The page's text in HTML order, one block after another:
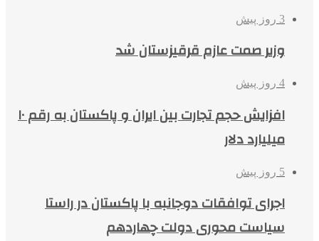
3 روز پیش
وزیر صمت عازم قرقیزستان شد
4 روز پیش
افزایش حجم تجارت بین ایران و پاکستان به رقم ۱۰
میلیارد دلار
5 روز پیش
اجرای توافقات دوجانبه با پاکستان در راستا
سیاست محوری دولت چهاردهم